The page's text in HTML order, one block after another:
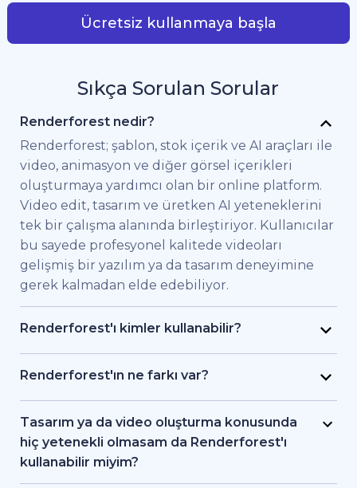
Ücretsiz kullanmaya başla
Sıkça Sorulan Sorular
Renderforest nedir?
Renderforest; şablon, stok içerik ve AI araçları ile
video, animasyon ve diğer görsel içerikleri
oluşturmaya yardımcı olan bir online platform.
Video edit, tasarım ve üretken AI yeteneklerini
tek bir çalışma alanında birleştiriyor. Kullanıcılar
bu sayede profesyonel kalitede videoları
gelişmiş bir yazılım ya da tasarım deneyimine
gerek kalmadan elde edebiliyor.
Renderforest'ı kimler kullanabilir?
Renderforest kaliteli videoları hızlıca elde etmek
isteyen bireysel kullanıcılar ve ekipler için
çalışan freelancer'lar ve içerik üreticileri
Renderforest sayesinde bir prodüksiyon ekibi
tutmadan markalı videolar, eğitici içerikler ya da
Renderforest'ın ne farkı var?
Renderforest çeşitli AI ve video üretim
modellerini aynı platformda bir araya getiriyor.
Kullanıcılar bu sayede yazıdan, stok
görüntülerden ya da AI araçlarıyla video ve
Tasarım ya da video oluşturma konusunda
hiç yetenekli olmasam da Renderforest'ı
kullanabilir miyim?
Evet. Renderforest 1.200'den fazla şablon, AI